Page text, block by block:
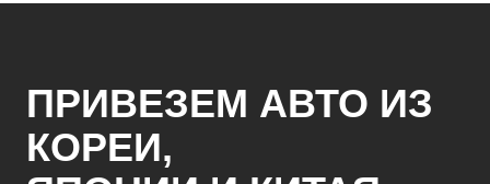
ПРИВЕЗЕМ АВТО ИЗ
КОРЕИ,